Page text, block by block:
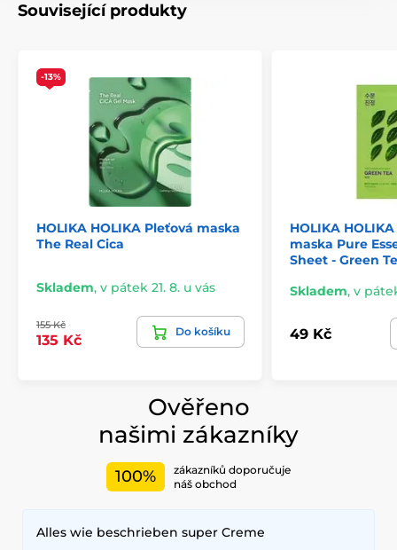
Související produkty
-13%
HOLIKA HOLIKA Pleťová maska
The Real Cica
Skladem, v pátek 21. 8. u vás
155 Kč
135 Kč
Do košíku
HOLIKA
maska Pure
Sheet - Green
Skladem, v
49 Kč
Ověřeno
našimi zákazníky
100%
zákazníků doporučuje
náš obchod
Alles wie beschrieben super Creme